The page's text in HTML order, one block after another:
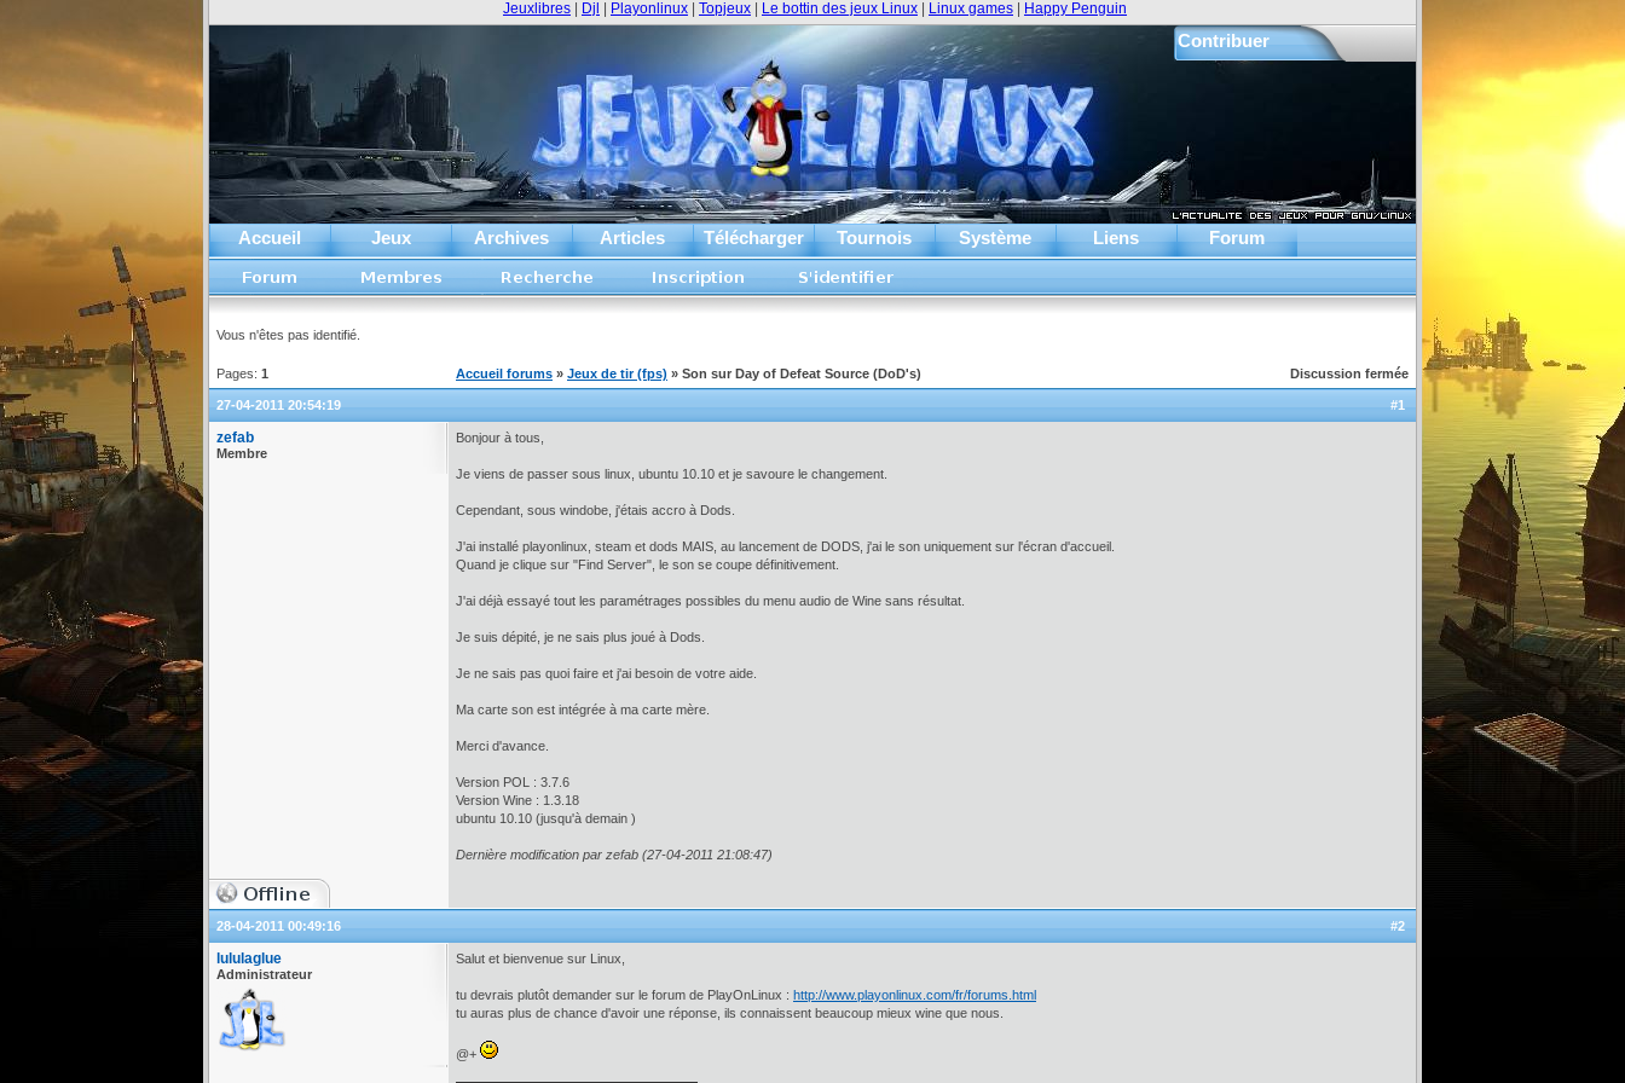
Contribuer
Accueil Jeux Archives Articles Télécharger Tournois Système Liens Forum
Jeuxlibres Djl Playonlinux Topjeux Le bottin des jeux Linux Linux games Happy Penguin
Vous n'êtes pas identifié.
Pages: 1 Discussion fermée
Accueil forums » Jeux de tir (fps) » Son sur Day of Defeat Source (DoD's)
#1
27-04-2011 20:54:19
zefab
Membre
Bonjour à tous,
Je viens de passer sous linux, ubuntu 10.10 et je savoure le changement.
Cependant, sous windobe, j'étais accro à Dods.
J'ai installé playonlinux, steam et dods MAIS, au lancement de DODS, j'ai le son uniquement sur l'écran d'accueil.
Quand je clique sur "Find Server", le son se coupe définitivement.
J'ai déjà essayé tout les paramétrages possibles du menu audio de Wine sans résultat.
Je suis dépité, je ne sais plus joué à Dods.
Je ne sais pas quoi faire et j'ai besoin de votre aide.
Ma carte son est intégrée à ma carte mère.
Merci d'avance.
Version POL : 3.7.6
Version Wine : 1.3.18
ubuntu 10.10 (jusqu'à demain )
Dernière modification par zefab (27-04-2011 21:08:47)
#2
28-04-2011 00:49:16
lululaglue
Administrateur
Salut et bienvenue sur Linux,
tu devrais plutôt demander sur le forum de PlayOnLinux : http://www.playonlinux.com/fr/forums.html
tu auras plus de chance d'avoir une réponse, ils connaissent beaucoup mieux wine que nous.
@+